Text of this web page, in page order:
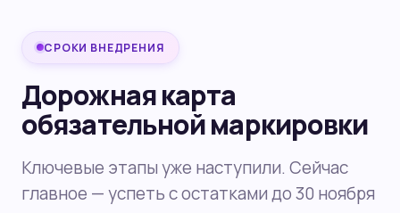
СРОКИ ВНЕДРЕНИЯ
Дорожная карта
обязательной маркировки
Ключевые этапы уже наступили. Сейчас
главное — успеть с остатками до 30 ноября